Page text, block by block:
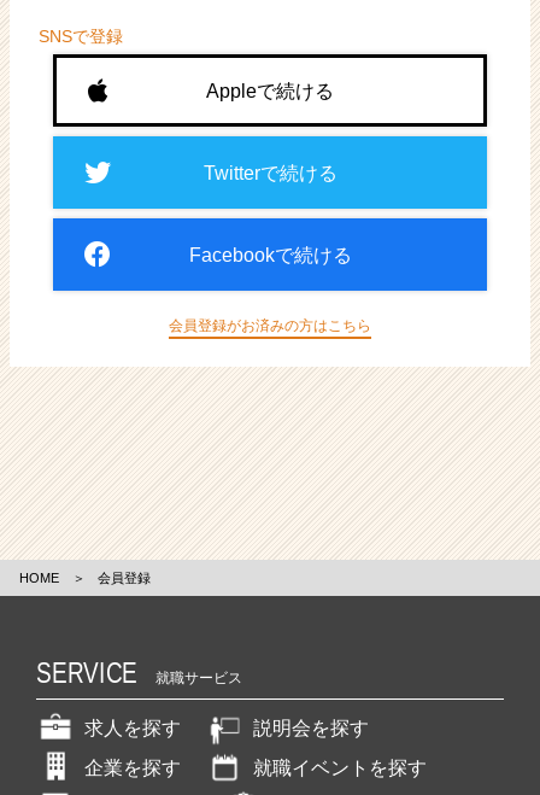
活
サ
ト
ア
キ
リ
ア
SNSで登録
Appleで続ける
Twitterで続ける
Facebookで続ける
会員登録がお済みの方はこちら
HOME ＞ 会員登録
SERVICE 就職サービス
求人を探す
説明会を探す
企業を探す
就職イベントを探す